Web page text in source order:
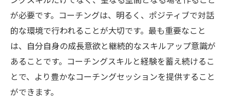
が必要です。コーチングは、明るく、ポジティブで対話
的な環境で行われることが大切です。最も重要なこと
は、自分自身の成長意欲と継続的なスキルアップ意識が
あることです。コーチングスキルと経験を蓄え続けるこ
とで、より豊かなコーチングセッションを提供すること
ができます。